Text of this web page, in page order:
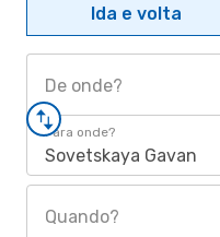
Ida e volta
De onde?
Para onde?
Sovetskaya Gavan
Quando?